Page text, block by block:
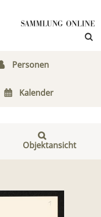
Personen
Kalender
Objektansicht